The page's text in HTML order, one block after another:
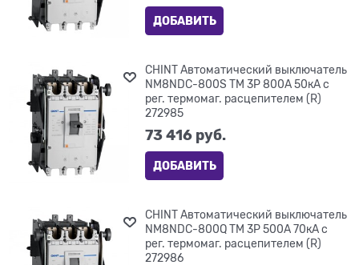
ДОБАВИТЬ
CHINT Автоматический выключатель
NM8NDC-800S TM 3P 800А 50кА с
рег. термомаг. расцепителем (R)
272985
73 416 руб.
ДОБАВИТЬ
CHINT Автоматический выключатель
NM8NDC-800Q TM 3P 500А 70кА с
рег. термомаг. расцепителем (R)
272986